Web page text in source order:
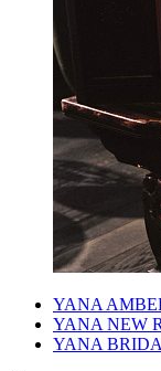
YANA
YANA NEW
YANA